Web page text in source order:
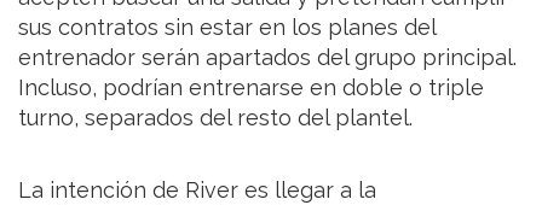
sus contratos sin estar en los planes del
entrenador serán apartados del grupo principal.
Incluso, podrían entrenarse en doble o triple
turno, separados del resto del plantel.
La intención de River es llegar a la